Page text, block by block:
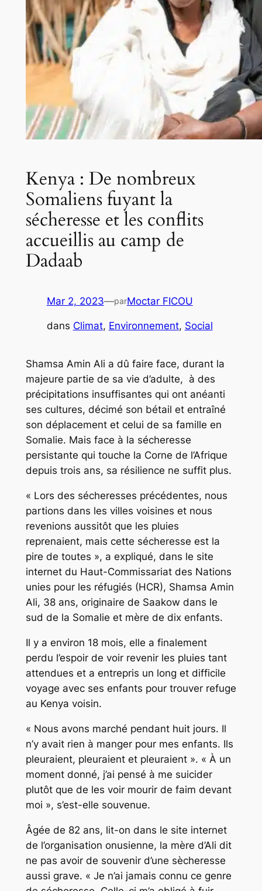
Kenya : De nombreux
Somaliens fuyant la
sécheresse et les conflits
accueillis au camp de
Dadaab
Mar 2, 2023—parMoctar FICOU
dans Climat, Environnement, Social
Shamsa Amin Ali a dû faire face, durant la
majeure partie de sa vie d’adulte, à des
précipitations insuffisantes qui ont anéanti
ses cultures, décimé son bétail et entraîné
son déplacement et celui de sa famille en
Somalie. Mais face à la sécheresse
persistante qui touche la Corne de l’Afrique
depuis trois ans, sa résilience ne suffit plus.
« Lors des sécheresses précédentes, nous
partions dans les villes voisines et nous
revenions aussitôt que les pluies
reprenaient, mais cette sécheresse est la
pire de toutes », a expliqué, dans le site
internet du Haut-Commissariat des Nations
unies pour les réfugiés (HCR), Shamsa Amin
Ali, 38 ans, originaire de Saakow dans le
sud de la Somalie et mère de dix enfants.
Il y a environ 18 mois, elle a finalement
perdu l’espoir de voir revenir les pluies tant
attendues et a entrepris un long et difficile
voyage avec ses enfants pour trouver refuge
au Kenya voisin.
« Nous avons marché pendant huit jours. Il
n’y avait rien à manger pour mes enfants. Ils
pleuraient, pleuraient et pleuraient ». « À un
moment donné, j’ai pensé à me suicider
plutôt que de les voir mourir de faim devant
moi », s’est-elle souvenue.
Âgée de 82 ans, lit-on dans le site internet
de l’organisation onusienne, la mère d’Ali dit
ne pas avoir de souvenir d’une sècheresse
aussi grave. « Je n’ai jamais connu ce genre